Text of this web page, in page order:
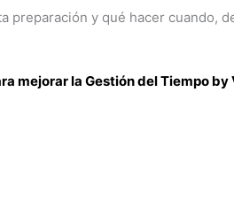
preparación y qué hacer cuando,
mejorar la Gestión del Tiempo by